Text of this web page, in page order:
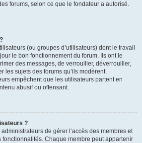
forums, selon ce que le fondateur a autorisé.
(ou groupes d’utilisateurs) dont le travail
le bon fonctionnement du forum. Ils ont le
des messages, de verrouiller, déverrouiller,
les sujets des forums qu’ils modèrent.
empêchent que les utilisateurs partent en
abusif ou offensant.
?
de gérer l’accès des membres et
fonctionnalités. Chaque membre peut appartenir